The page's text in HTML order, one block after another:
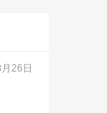
26日